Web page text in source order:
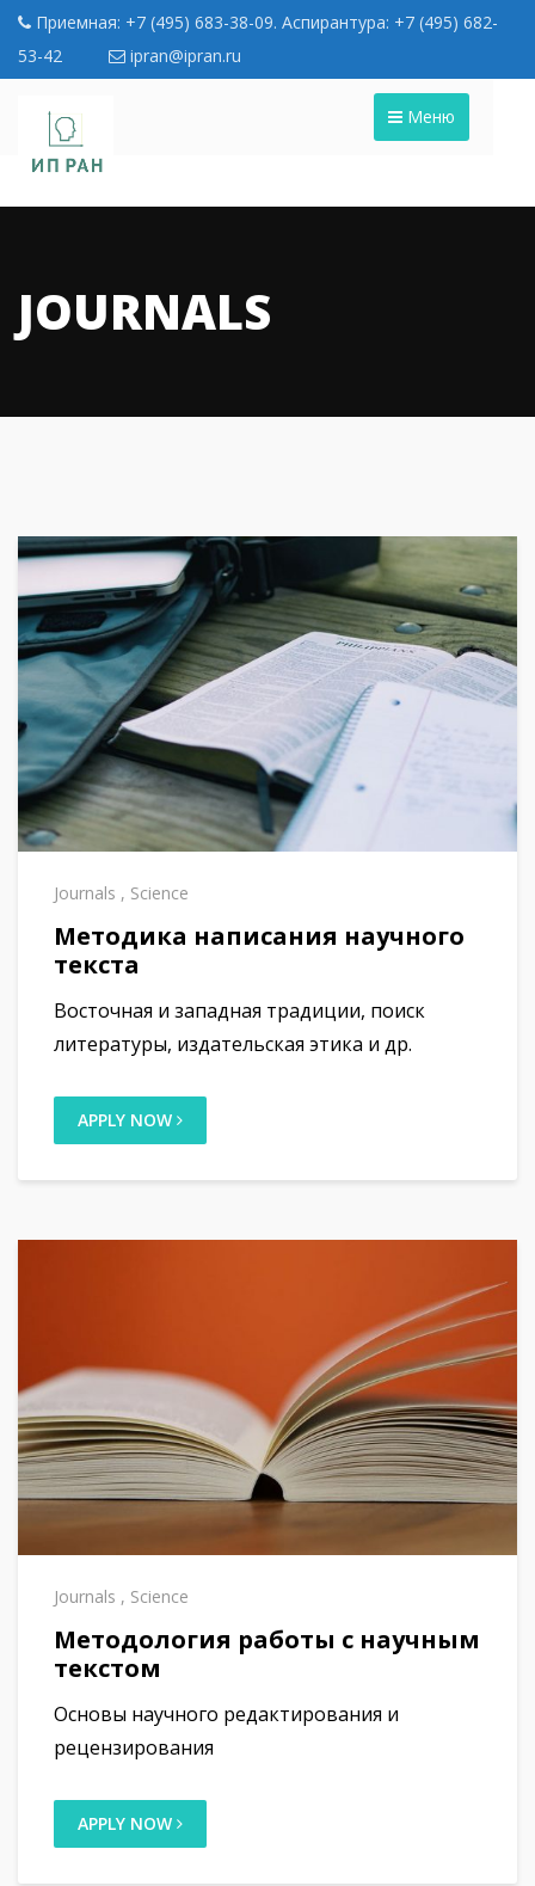
Приемная: +7 (495) 683-38-09. Аспирантура: +7 (495) 682-
53-42
ipran@ipran.ru
Меню
JOURNALS
Journals , Science
Методика написания научного
текста
Восточная и западная традиции, поиск
литературы, издательская этика и др.
APPLY NOW
Journals , Science
Методология работы с научным
текстом
Основы научного редактирования и
рецензирования
APPLY NOW